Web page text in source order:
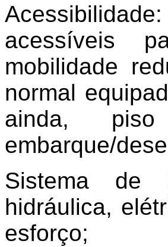
acessíveis
mobilidade
normal
ainda,
embarque/
Sistema de
hidráulica,
esforço;